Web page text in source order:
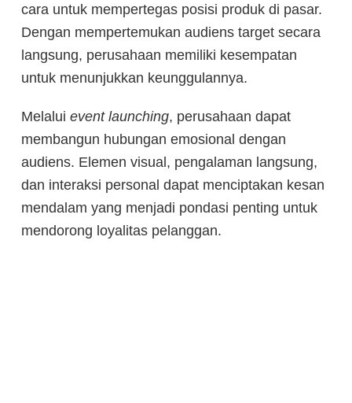
cara untuk mempertegas posisi produk di pasar.
Dengan mempertemukan audiens target secara
langsung, perusahaan memiliki kesempatan
untuk menunjukkan keunggulannya.
Melalui event launching, perusahaan dapat
membangun hubungan emosional dengan
audiens. Elemen visual, pengalaman langsung,
dan interaksi personal dapat menciptakan kesan
mendalam yang menjadi pondasi penting untuk
mendorong loyalitas pelanggan.